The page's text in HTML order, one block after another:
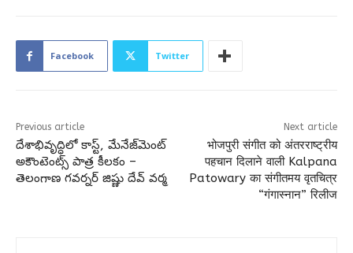
Facebook Twitter
Previous article
దేశాభివృద్ధిలో కాస్ట్, మేనేజ్‌మెంట్
అకౌంటెంట్స్ పాత్ర కీలకం –
తెలంగాణ గవర్నర్ జిష్ణు దేవ్ వర్మ
Next article
भोजपुरी संगीत को अंतरराष्ट्रीय
पहचान दिलाने वाली Kalpana
Patowary का संगीतमय वृतचित्र
“गंगास्नान” रिलीज